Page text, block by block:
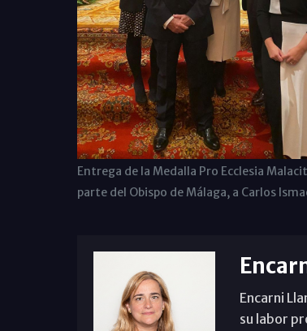
Entrega de la Medalla Pro Ecclesia
parte del Obispo de Málaga, a Carlos
Encarni
su labor